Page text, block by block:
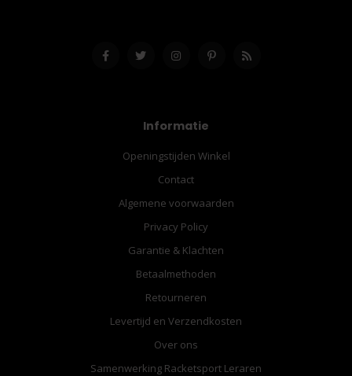
Informatie
Openingstijden Winkel
Contact
Algemene voorwaarden
Privacy Policy
Garantie & Klachten
Betaalmethoden
Retourneren
Levertijd en Verzendkosten
Over ons
Samenwerking Racketsport Leraren